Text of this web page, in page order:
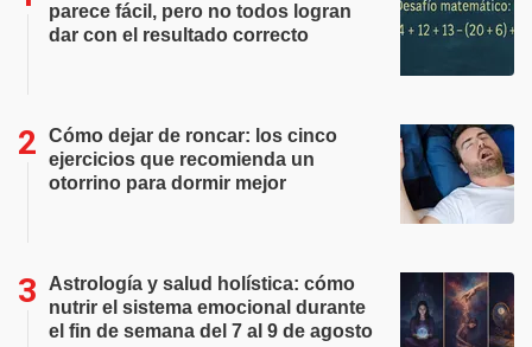
parece fácil, pero no todos logran
dar con el resultado correcto
Cómo dejar de roncar: los cinco
ejercicios que recomienda un
otorrino para dormir mejor
Astrología y salud holística: cómo
nutrir el sistema emocional durante
el fin de semana del 7 al 9 de agosto